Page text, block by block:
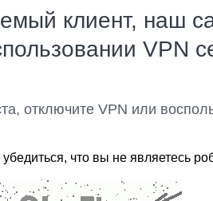
клиент, наш
VPN
отключите VPN или
что вы не являетесь